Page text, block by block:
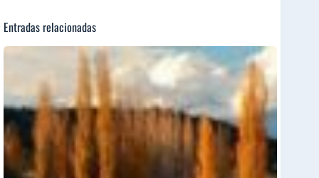
Entradas relacionadas